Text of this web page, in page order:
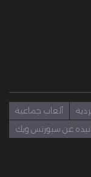
ألعاب جماعية
نبذه عن سبورتس ويك